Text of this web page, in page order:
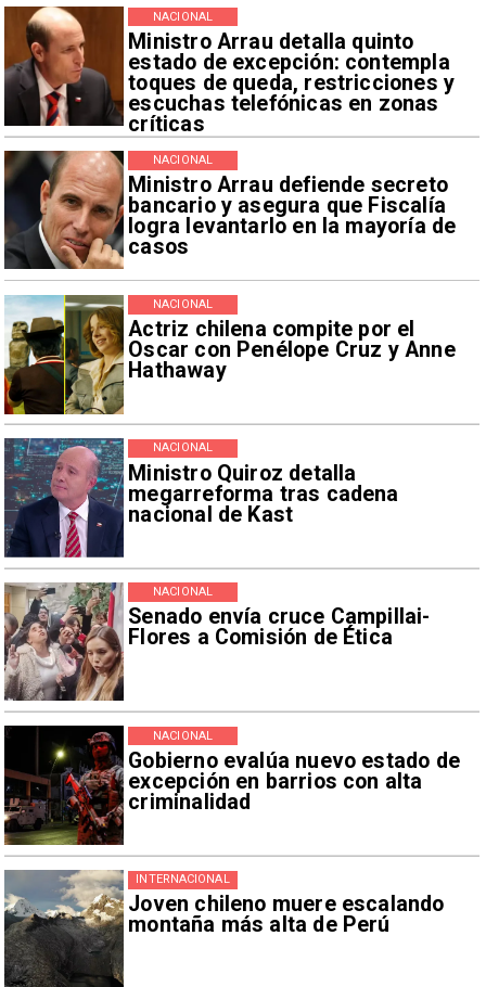
Ministro Arrau detalla quinto
estado de excepción: contempla
toques de queda, restricciones y
escuchas telefónicas en zonas
críticas
NACIONAL
Ministro Arrau defiende secreto
bancario y asegura que Fiscalía
logra levantarlo en la mayoría de
casos
NACIONAL
Actriz chilena compite por el
Oscar con Penélope Cruz y Anne
Hathaway
NACIONAL
Ministro Quiroz detalla
megarreforma tras cadena
nacional de Kast
NACIONAL
Senado envía cruce Campillai-
Flores a Comisión de Ética
NACIONAL
Gobierno evalúa nuevo estado de
excepción en barrios con alta
criminalidad
NACIONAL
Joven chileno muere escalando
montaña más alta de Perú
INTERNACIONAL